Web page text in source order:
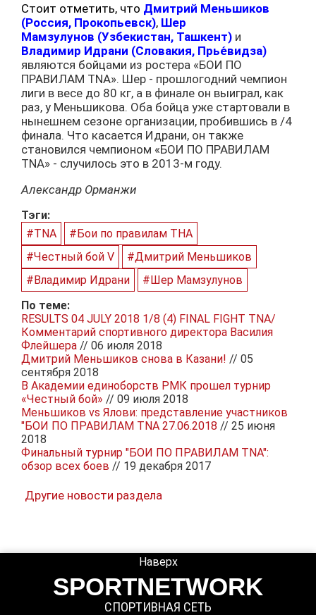
Стоит отметить, что Дмитрий Меньшиков
(Россия, Прокопьевск), Шер
Мамзулунов (Узбекистан, Ташкент) и
Владимир Идрани (Словакия, Прье́видза)
являются бойцами из ростера «БОИ ПО
ПРАВИЛАМ TNA». Шер - прошлогодний чемпион
лиги в весе до 80 кг, а в финале он выиграл, как
раз, у Меньшикова. Оба бойца уже стартовали в
нынешнем сезоне организации, пробившись в /4
финала. Что касается Идрани, он также
становился чемпионом «БОИ ПО ПРАВИЛАМ
TNA» - случилось это в 2013-м году.
Александр Орманжи
Тэги:
#TNA
#Бои по правилам ТНА
#Честный бой V
#Дмитрий Меньшиков
#Владимир Идрани
#Шер Мамзулунов
По теме:
RESULTS 04 JULY 2018 1/8 (4) FINAL FIGHT TNA/
Комментарий спортивного директора Василия
Флейшера // 06 июля 2018
Дмитрий Меньшиков снова в Казани! // 05
сентября 2018
В Академии единоборств РМК прошел турнир
«Честный бой» // 09 июля 2018
Меньшиков vs Ялови: представление участников
"БОИ ПО ПРАВИЛАМ TNA 27.06.2018 // 25 июня
2018
Финальный турнир "БОИ ПО ПРАВИЛАМ TNA":
обзор всех боев // 19 декабря 2017
Другие новости раздела
SPORTNETWORK
СПОРТИВНАЯ СЕТЬ
Наверх